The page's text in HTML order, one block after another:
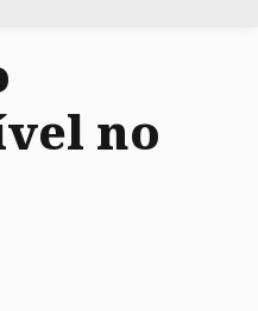
no